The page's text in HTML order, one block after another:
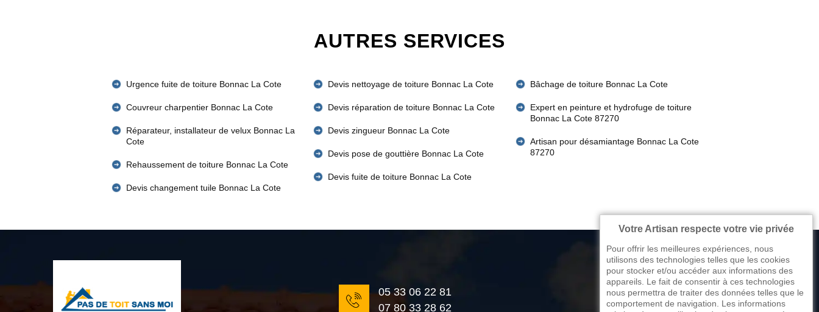
AUTRES SERVICES
Urgence fuite de toiture Bonnac La Cote
Couvreur charpentier Bonnac La Cote
Réparateur, installateur de velux Bonnac La
Cote
Rehaussement de toiture Bonnac La Cote
Devis changement tuile Bonnac La Cote
Devis nettoyage de toiture Bonnac La Cote
Devis réparation de toiture Bonnac La Cote
Devis zingueur Bonnac La Cote
Devis pose de gouttière Bonnac La Cote
Devis fuite de toiture Bonnac La Cote
Bâchage de toiture Bonnac La Cote
Expert en peinture et hydrofuge de toiture
Bonnac La Cote 87270
Artisan pour désamiantage Bonnac La Cote
87270
05 33 06 22 81
07 80 33 28 62
176 avenue de Limoges
87270 Couzeix
Votre Artisan respecte votre vie privée
Pour offrir les meilleures expériences, nous
utilisons des technologies telles que les cookies
pour stocker et/ou accéder aux informations des
appareils. Le fait de consentir à ces technologies
nous permettra de traiter des données telles que le
comportement de navigation. Les informations